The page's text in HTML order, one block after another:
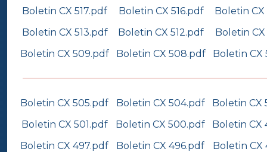
Boletin CX 517.pdf Boletin CX 516.pdf
Boletin CX
Boletin CX 513.pdf
Boletin CX 512.pdf
Boletin CX
Boletin CX 509.pdf
Boletin CX 508.pdf Boletin CX
Boletin CX 505.pdf Boletin CX 504.pdf
Boletin CX
Boletin CX 501.pdf
Boletin CX 500.pdf
Boletin CX
Boletin CX 497.pdf
Boletin CX 496.pdf Boletin CX